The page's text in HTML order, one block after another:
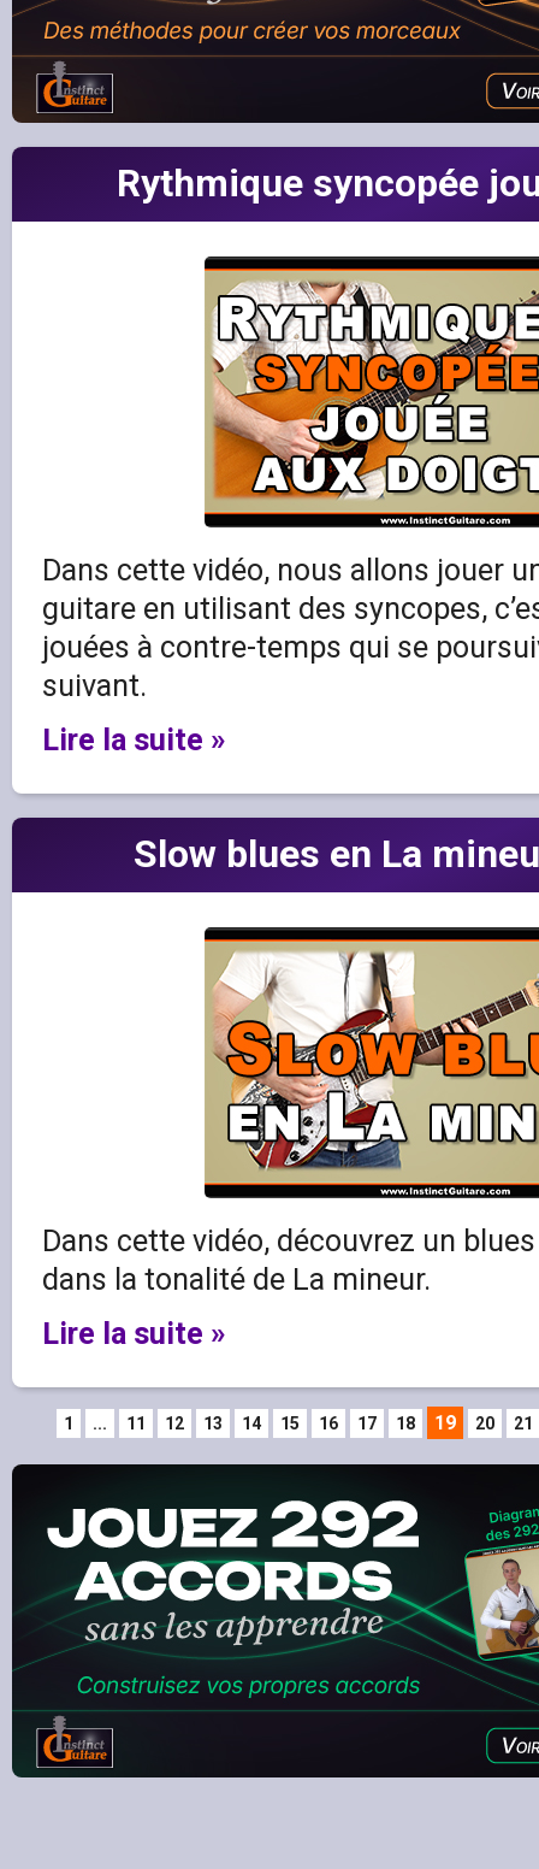
Rythmique syncopée
Dans cette vidéo, nous allons jouer
guitare en utilisant des syncopes,
jouées à contre-temps qui se
suivant.
Lire la suite »
Slow blues en La
Dans cette vidéo, découvrez un
dans la tonalité de La mineur.
Lire la suite »
1 ... 11 12 13 14 15 16 17 18 19 20 21